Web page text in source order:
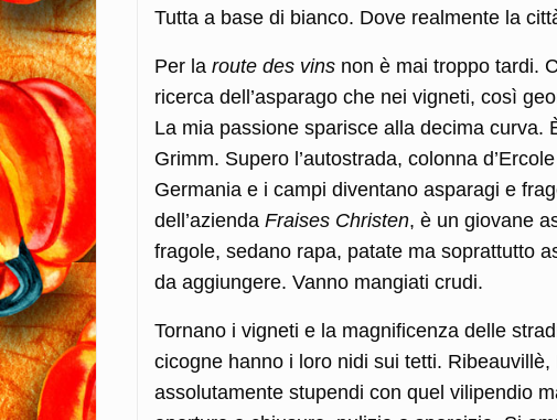
Tutta a base di bianco. Dove realmente la
Per la route des vins non è mai troppo tardi.
ricerca dell’asparago che nei vigneti, così
La mia passione sparisce alla decima curva.
Grimm. Supero l’autostrada, colonna
Germania e i campi diventano asparagi e
dell’azienda Fraises Christen, è un giovane
fragole, sedano rapa, patate ma soprattutto
da aggiungere. Vanno mangiati crudi.
Tornano i vigneti e la magnificenza delle
cicogne hanno i loro nidi sui tetti.
assolutamente stupendi con quel vilipendio